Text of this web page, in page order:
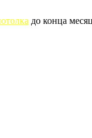
до конца